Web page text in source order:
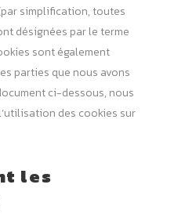
simplification, toutes
désignées par le terme
sont également
parties que nous avons
ci-dessous, nous
des cookies sur
les